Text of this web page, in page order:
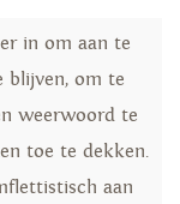
in om aan te
blijven, om te
weerwoord te
toe te dekken.
aan